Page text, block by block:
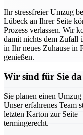
Ihr stressfreier Umzug
Lübeck an Ihrer Seite
Prozess verlassen. Wir
damit nichts dem Zufall
in Ihr neues Zuhause in
genießen.
Wir sind für Sie da
Sie planen einen
Unser erfahrenes Team
letzten Karton zur Seite
termingerecht.